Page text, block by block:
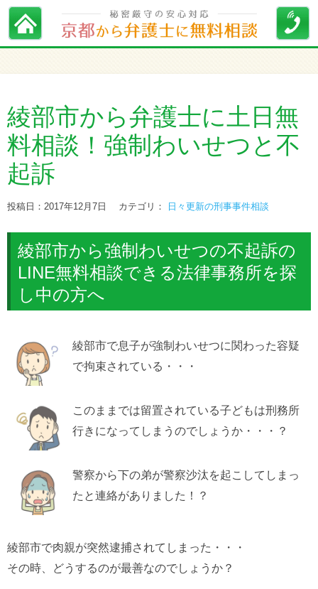
綾部市から弁護士に土日無
料相談！強制わいせつと不
起訴
投稿日：2017年12月7日 カテゴリ： 日々更新の刑事事件相談
綾部市から強制わいせつの不起訴の
LINE無料相談できる法律事務所を探
し中の方へ
綾部市で息子が強制わいせつに関わった容疑
で拘束されている・・・
このままでは留置されている子どもは刑務所
行きになってしまうのでしょうか・・・？
警察から下の弟が警察沙汰を起こしてしまっ
たと連絡がありました！？
綾部市で肉親が突然逮捕されてしまった・・・
その時、どうするのが最善なのでしょうか？